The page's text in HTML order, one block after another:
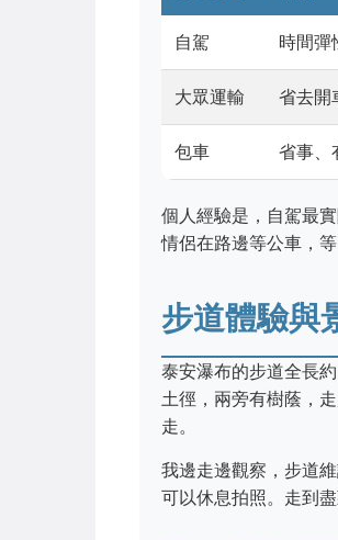
自駕 時間彈
大眾運輸 省去開
包車 省事、
個人經驗是，自駕最
情侶在路邊等公車，
步道體驗與
泰安瀑布的步道全長
土徑，兩旁有樹蔭，
走。
我邊走邊觀察，步道
可以休息拍照。走到盡